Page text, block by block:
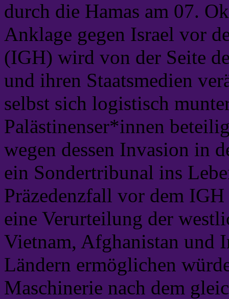
durch die Hamas am 07.
Anklage gegen Israel vor
(IGH) wird von der Seite
und ihren Staatsmedien
selbst sich logistisch
Palästinenser*innen
wegen dessen Invasion in
ein Sondertribunal ins
Präzedenzfall vor dem
eine Verurteilung der
Vietnam, Afghanistan und
Ländern ermöglichen
Maschinerie nach dem